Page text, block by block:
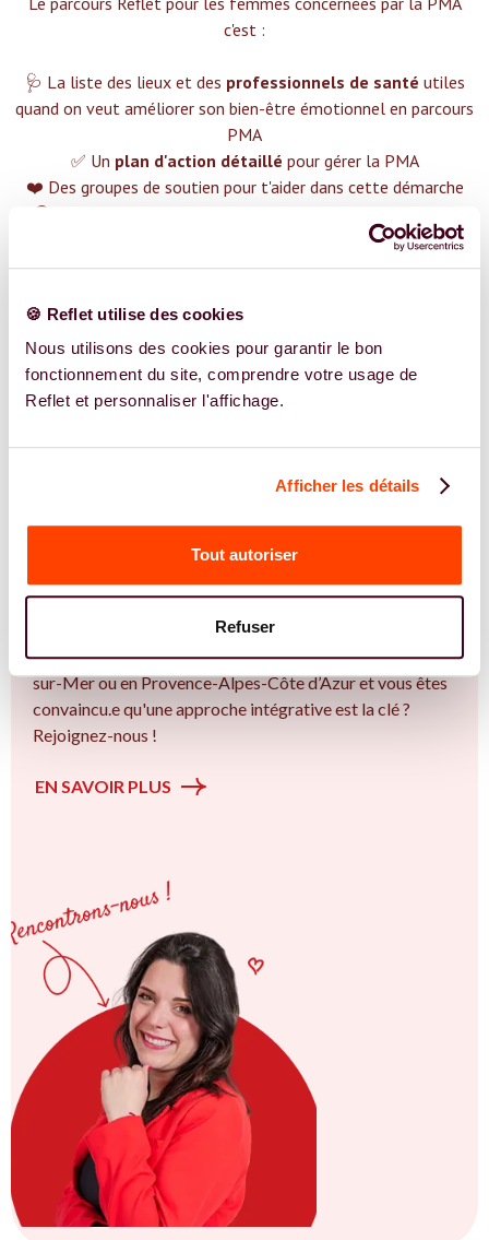
🍪 Reflet utilise des cookies
Nous utilisons des cookies pour garantir le bon
fonctionnement du site, comprendre votre usage de
Reflet et personnaliser l'affichage.
Afficher les détails
Tout autoriser
Refuser
c'est :‍
🩺 La liste des lieux et des professionnels de santé utiles
quand on veut améliorer son bien-être émotionnel en parcours
PMA
✅ Un plan d'action détaillé pour gérer la PMA
❤️ Des groupes de soutien pour t'aider dans cette démarche
😉 Du contenu avec tout ce que tu dois savoir sur
Plus de 400 femmes déjà accompagnées !
Vous êtes Sage Femme expert.e.s en PMA ?
Vous êtes Sage Femme spécialiste dans dans
thématique de la fertilité et particulièrement sur la
Insémination, FIV, don de gamètes : comprendre les
options pour avancer sereinement. Vous êtes à La Seyne-
sur-Mer ou en Provence-Alpes-Côte d’Azur et vous êtes
convaincu.e qu'une approche intégrative est la clé ?
Rejoignez-nous !
EN SAVOIR PLUS